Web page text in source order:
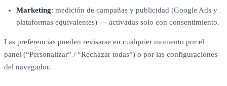
Marketing: medición de campañas y publicidad (Google Ads y
plataformas equivalentes) — activadas solo con consentimiento.
Las preferencias pueden revisarse en cualquier momento por el
panel (“Personalizar” / “Rechazar todas”) o por las configuraciones
del navegador.